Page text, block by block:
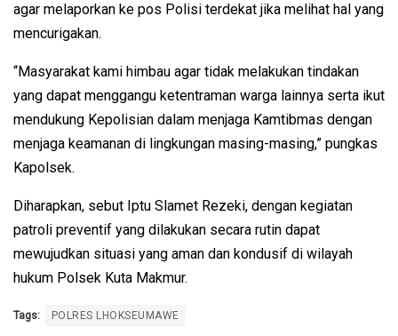
agar melaporkan ke pos Polisi terdekat jika melihat hal yang
mencurigakan.
“Masyarakat kami himbau agar tidak melakukan tindakan
yang dapat menggangu ketentraman warga lainnya serta ikut
mendukung Kepolisian dalam menjaga Kamtibmas dengan
menjaga keamanan di lingkungan masing-masing,” pungkas
Kapolsek.
Diharapkan, sebut Iptu Slamet Rezeki, dengan kegiatan
patroli preventif yang dilakukan secara rutin dapat
mewujudkan situasi yang aman dan kondusif di wilayah
hukum Polsek Kuta Makmur.
Tags: POLRES LHOKSEUMAWE